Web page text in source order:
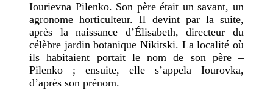
Iourievna Pilenko. Son père était un savant, un
agronome horticulteur. Il devint par la suite,
après la naissance d’Élisabeth, directeur du
célèbre jardin botanique Nikitski. La localité où
ils habitaient portait le nom de son père –
Pilenko ; ensuite, elle s’appela Iourovka,
d’après son prénom.